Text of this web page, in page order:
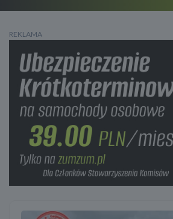
REKLAMA